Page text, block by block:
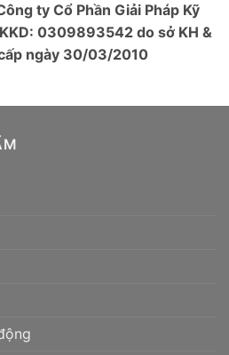
ty Cổ Phần Giải Pháp Kỹ
0309893542 do sở KH &
ngày 30/03/2010